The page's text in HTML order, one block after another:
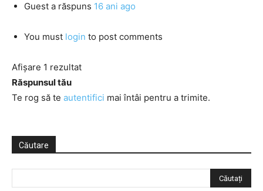
Guest a răspuns 16 ani ago
You must login to post comments
Afișare 1 rezultat
Răspunsul tău
Te rog să te autentifici mai întâi pentru a trimite.
Căutare